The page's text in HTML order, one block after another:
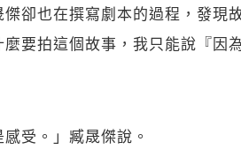
卻也在撰寫劇本的過程，發現
要拍這個故事，我只能說『因
感受。」臧晟傑說。